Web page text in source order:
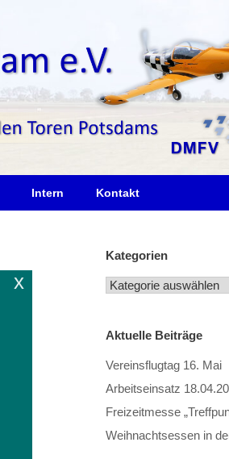
Intern Kontakt
Kategorien
Kategorien
Aktuelle Beiträge
Vereinsflugtag 16. Mai
Arbeitseinsatz
Freizeitmesse
Weihnachtsessen in
x